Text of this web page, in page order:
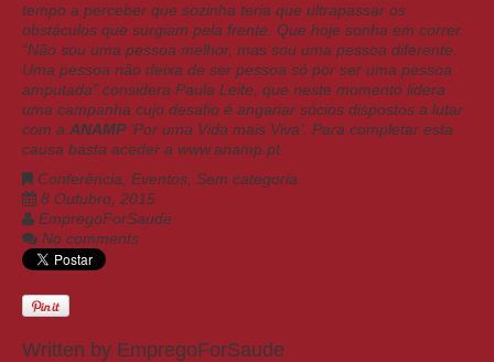
tempo a perceber que sozinha teria que ultrapassar os
obstáculos que surgiam pela frente. Que hoje sonha em correr.
“Não sou uma pessoa melhor, mas sou uma pessoa diferente.
Uma pessoa não deixa de ser pessoa só por ser uma pessoa
amputada” considera Paula Leite, que neste momento lidera
uma campanha cujo desafio é angariar sócios dispostos a lutar
com a ANAMP‘Por uma Vida mais Viva’. Para completar esta
causa basta aceder a www.anamp.pt.
Conferência Eventos Sem categoria
8 Outubro, 2015
EmpregoForSaude
No comments
Written by EmpregoForSaude